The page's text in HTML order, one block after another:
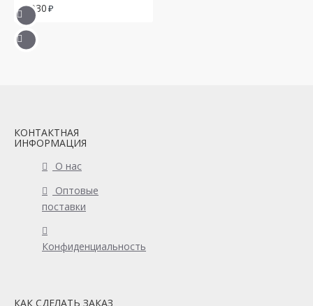
6930
КОНТАКТНАЯ
ИНФОРМАЦИЯ
О нас
Оптовые
поставки
Конфиденциальность
КАК СДЕЛАТЬ ЗАКАЗ